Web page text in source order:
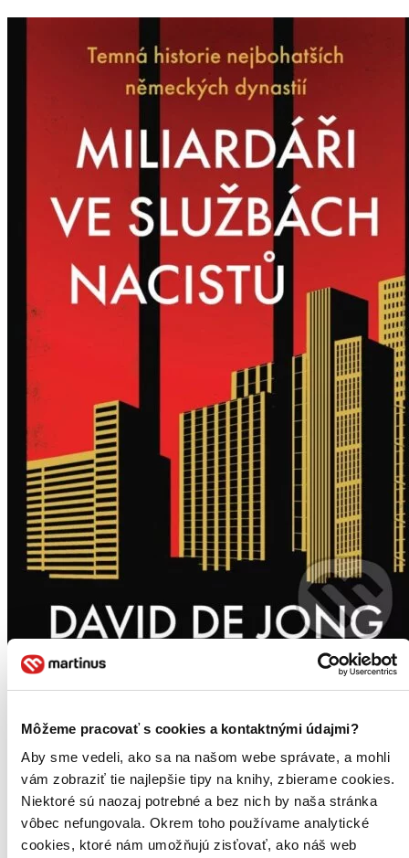
Môžeme pracovať s cookies a kontaktnými údajmi?
Aby sme vedeli, ako sa na našom webe správate, a mohli
vám zobraziť tie najlepšie tipy na knihy, zbierame cookies.
Niektoré sú naozaj potrebné a bez nich by naša stránka
vôbec nefungovala. Okrem toho používame analytické
cookies, ktoré nám umožňujú zisťovať, ako náš web
Miliardáři ve službách nacistů
CZ
David de Jong
Daimler-Benz, Allianz, Porsche, Volkswagen a BMW… Všechny
tyto a mnohé další globální společnosti spojuje temné dědictví rodin,
které je založily nebo ovládly. Mnohé z nich nadále ovládají části
světové ekonomiky a vlastní ikonické značky...
Kniha pevná väzba